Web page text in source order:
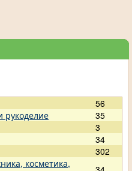
56
рукоделие
35
3
34
302
косметика,